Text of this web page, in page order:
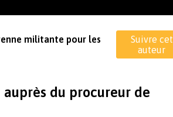
militante pour les
Suivre cet
auteur
du procureur de